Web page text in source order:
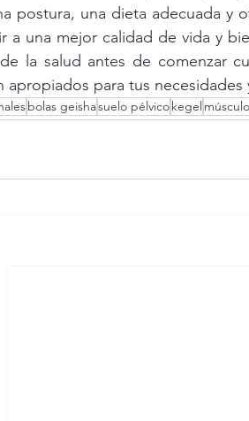
postura, una dieta adecuada y
a una mejor calidad de vida y
la salud antes de comenzar
apropiados para tus
bolas geishasuelo pélvicokegel